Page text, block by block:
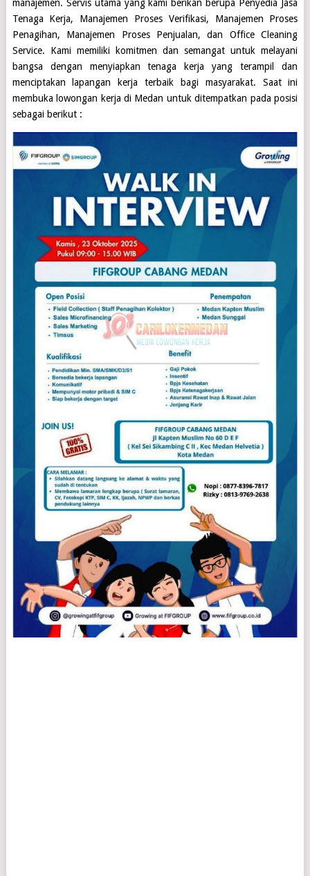
manajemen. Servis utama yang kami berikan berupa Penyedia Jasa
Tenaga Kerja, Manajemen Proses Verifikasi, Manajemen Proses
Penagihan, Manajemen Proses Penjualan, dan Office Cleaning
Service. Kami memiliki komitmen dan semangat untuk melayani
bangsa dengan menyiapkan tenaga kerja yang terampil dan
menciptakan lapangan kerja terbaik bagi masyarakat. Saat ini
membuka lowongan kerja di Medan untuk ditempatkan pada posisi
sebagai berikut :